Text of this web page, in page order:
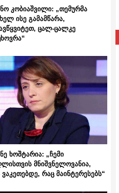
კობიაშვილი: „თემურმა
ისე გამამწარა,
ცალ-ცალკე
ხოშტარია: „ჩემი
მნიშვნელოვანია,
ვაკეთებდე, რაც მაინტერესებს“